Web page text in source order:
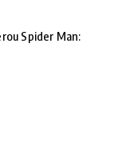
Spider Man: